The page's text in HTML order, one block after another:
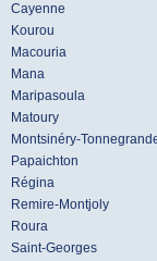
Cayenne
Kourou
Macouria
Mana
Maripasoula
Matoury
Montsinéry-
Papaichton
Régina
Remire-Montjoly
Roura
Saint-Georges